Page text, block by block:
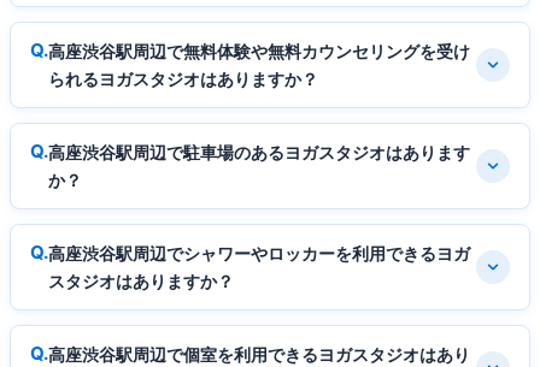
高座渋谷駅周辺で無料体験や無料カウンセリングを受け
られるヨガスタジオはありますか？
高座渋谷駅周辺で駐車場のあるヨガスタジオはあります
か？
高座渋谷駅周辺でシャワーやロッカーを利用できるヨガ
スタジオはありますか？
高座渋谷駅周辺で個室を利用できるヨガスタジオはあり